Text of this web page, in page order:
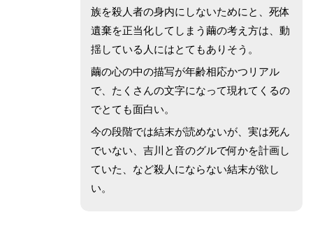
族を殺人者の身内にしないためにと、死体
遺棄を正当化してしまう繭の考え方は、動
揺している人にはとてもありそう。
繭の心の中の描写が年齢相応かつリアル
で、たくさんの文字になって現れてくるの
でとても面白い。
今の段階では結末が読めないが、実は死ん
でいない、吉川と音のグルで何かを計画し
ていた、など殺人にならない結末が欲し
い。